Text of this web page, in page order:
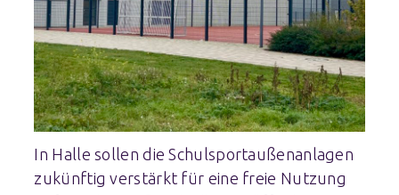
In Halle sollen die Schulsportaußenanlagen
zukünftig verstärkt für eine freie Nutzung